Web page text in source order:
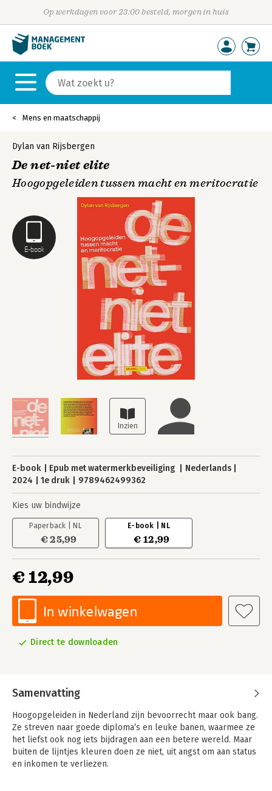
Op werkdagen voor 23:00 besteld, morgen in huis
Mens en maatschappij
E-book
Dylan van Rijsbergen
De net-niet elite
Hoogopgeleiden tussen macht en meritocratie
E-book Epub met watermerkbeveiliging
Nederlands
2024
1e druk 9789462499362
Kies uw bindwijze
Paperback | NL
€ 25,99
E-book | NL
€ 12,99
€ 12,99
In winkelwagen
Direct te downloaden
Samenvatting
Hoogopgeleiden in Nederland zijn bevoorrecht maar ook bang.
Ze streven naar goede diploma’s en leuke banen, waarmee ze
het liefst ook nog iets bijdragen aan een betere wereld. Maar
buiten de lijntjes kleuren doen ze niet, uit angst om aan status
en inkomen te verliezen.